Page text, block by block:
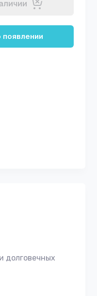
появлении
долговечных